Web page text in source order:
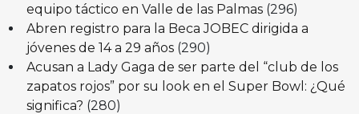
equipo táctico en Valle de las Palmas (296)
Abren registro para la Beca JOBEC dirigida a
jóvenes de 14 a 29 años (290)
Acusan a Lady Gaga de ser parte del “club de los
zapatos rojos” por su look en el Super Bowl: ¿Qué
significa? (280)